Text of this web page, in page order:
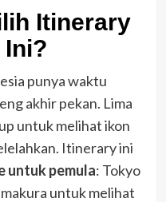
Itinerary
Ini?
punya waktu
akhir pekan. Lima
untuk melihat ikon
Itinerary ini
untuk pemula: Tokyo
untuk melihat